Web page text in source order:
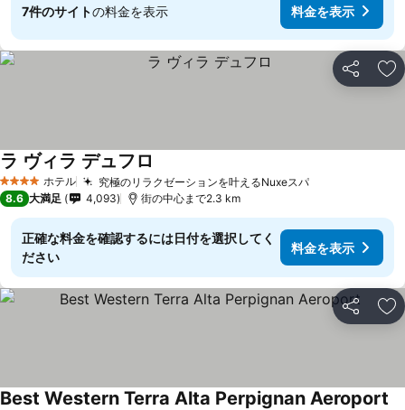
7件のサイトの料金を表示 料金を表示
シェア お
4 ホテルのランク
ホテル 究極のリラクゼーションを叶えるNuxeスパ料金を表示
ラ ヴィラ デュフロ
8.6 大満足 4,093 街の中心まで2.3 km
正確な料金を確認するには日付を選択してく
ださい
料金を表示
シェア お
Best Western Terra Alta Perpignan Aeroport